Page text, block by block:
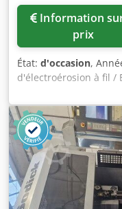
prix
État: d'occasion,
d'électroérosion à fil /
250 mm Dkodpfew
Dimensions
maximales de la
de la pièce Z : 250
avec enfileur de fil